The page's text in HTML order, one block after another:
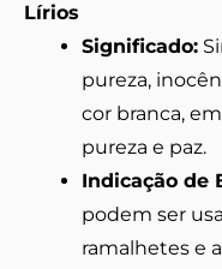
Lírios
Significado:
pureza,
cor branca,
pureza e paz.
Indicação de
podem ser
ramalhetes e